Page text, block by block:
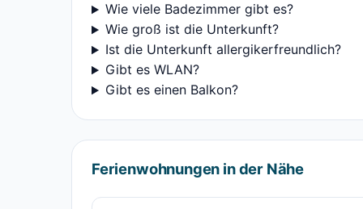
Wie viele Badezimmer gibt es?
Wie groß ist die Unterkunft?
Ist die Unterkunft allergikerfreundlich?
Gibt es WLAN?
Gibt es einen Balkon?
Ferienwohnungen in der Nähe